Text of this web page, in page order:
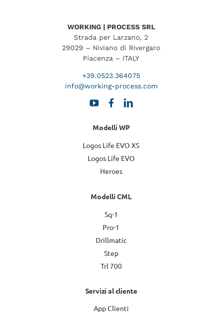
WORKING | PROCESS SRL
Strada per Larzano, 2
29029 – Niviano di Rivergaro
Piacenza – ITALY
+39.0523.364075
info@working-process.com
Modelli WP
Logos Life EVO XS
Logos Life EVO
Heroes
Modelli CML
Sq-1
Pro-1
Drillmatic
Step
Trl 700
Servizi al cliente
App Clienti